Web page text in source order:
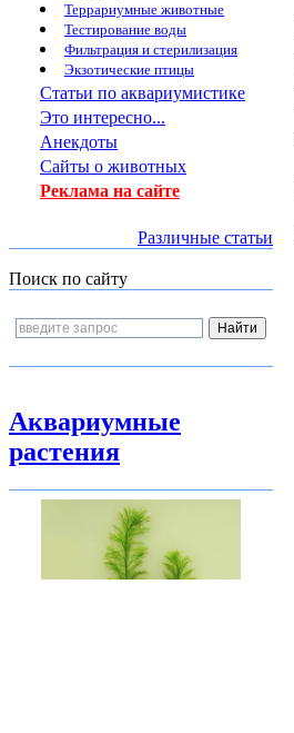
Террариумные животные
Тестирование воды
Фильтрация и стерилизация
Экзотические птицы
Статьи по аквариумистике
Это интересно...
Анекдоты
Сайты о животных
Реклама на сайте
Различные статьи
Поиск по сайту
Аквариумные
растения